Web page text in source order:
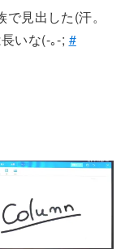
見出した(汗。
いな(-｡-; #